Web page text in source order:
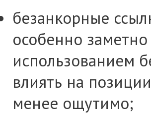
безанкорные
особенно
использованием
влиять на
менее ощутимо;